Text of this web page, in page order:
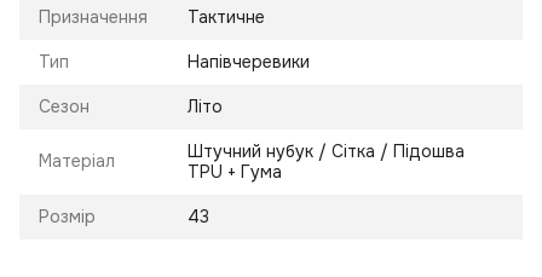
Призначення Тактичне
Тип Напівчеревики
Сезон Літо
Матеріал
Штучний нубук / Сітка / Підошва
TPU + Гума
Розмір 43